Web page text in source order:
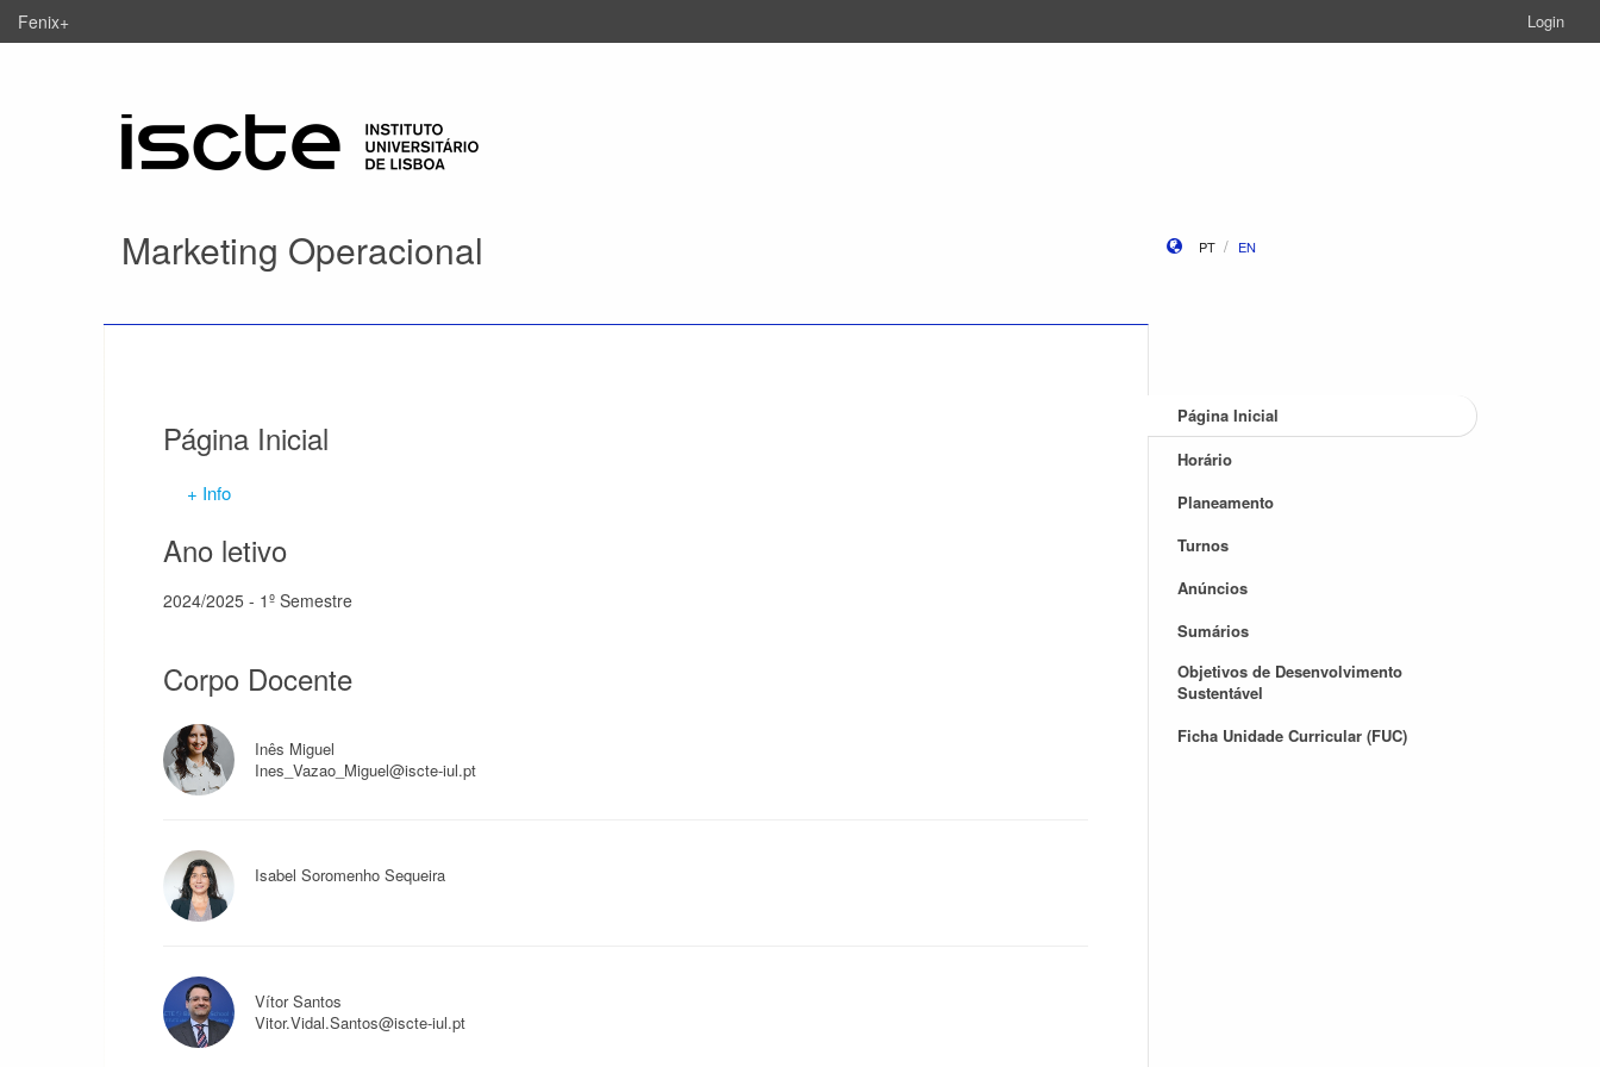
Fenix+ Login
Marketing Operacional PT EN
Página Inicial
+ Info
Ano letivo
2024/2025 - 1º Semestre
Corpo Docente
Inês Miguel
Ines_Vazao_Miguel@iscte-iul.pt
Isabel Soromenho Sequeira
Vítor Santos
Vitor.Vidal.Santos@iscte-iul.pt
Página Inicial
Horário
Planeamento
Turnos
Anúncios
Sumários
Objetivos de Desenvolvimento
Sustentável
Ficha Unidade Curricular (FUC)